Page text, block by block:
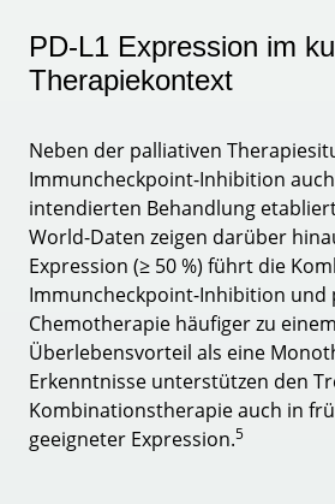
PD-L1 Expression im
Therapiekontext
Neben der palliativen
Immuncheckpoint-Inhibition
intendierten Behandlung
World-Daten zeigen darüber
Expression (≥ 50 %) führt die
Immuncheckpoint-Inhibition
Chemotherapie häufiger zu
Überlebensvorteil als eine
Erkenntnisse unterstützen den
Kombinationstherapie auch in
geeigneter Expression.5